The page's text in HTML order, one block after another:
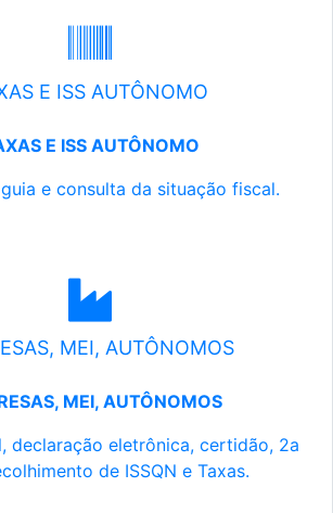
E ISS AUTÔNOMO
E ISS AUTÔNOMO
e consulta da situação fiscal.
MEI, AUTÔNOMOS
MEI, AUTÔNOMOS
declaração eletrônica, certidão, 2a
de ISSQN e Taxas.